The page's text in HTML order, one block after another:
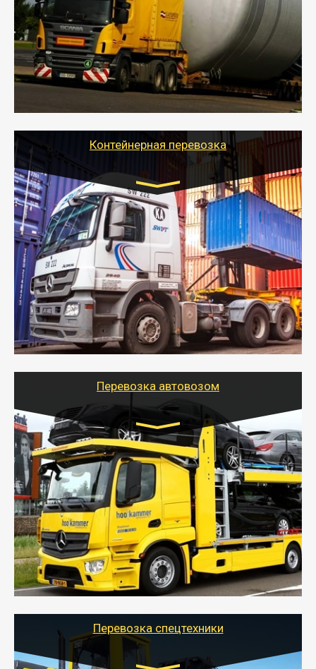
- Перевозка техники и негабаритных грузов
осуществляется после получения разрешения на
перевозку (обычно 7-14 дней).
- Тайгер Логистик в короткие сроки поможет вам
качественно и безопасно перевезти негабаритные
грузы по всей России тралом, манипулятором и
другим транспортом и подобрать оптимальный
Контейнерная перевозка
Цена за км. Рассчитывается
индивидуально
- Контейнерные грузоперевозки на специальном
оборудованном транспорте быстро, качественно и
безопасно.
- Наша транспортная компания поможет
организовать доставку в порт и из порта
стандартных контейнеров на контейнеровозе,
шаландах и площадках (открытых кузовах),
используя надежные крепления.
Перевозка автовозом
Цена за км. Рассчитывается
индивидуально
- Перевозка автовозом от Тайгер Логистик – это
быстрый и безопасный способ доставить несколько
легковых автомобилей за одну поездку в другой
город.
- Наша транспортная компания организует доставку
машин автовозом, подобрав оптимальный маршрут с
учетом всех особенности по пути следования.
Перевозка спецтехники